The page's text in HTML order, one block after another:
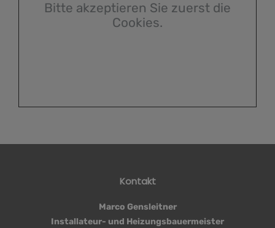
Bitte akzeptieren Sie zuerst die
Cookies.
Kontakt
Marco Gensleitner
Installateur- und Heizungsbauermeister